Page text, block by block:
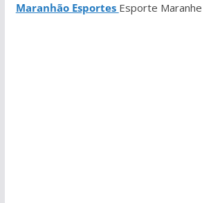
Maranhão Esportes Esporte